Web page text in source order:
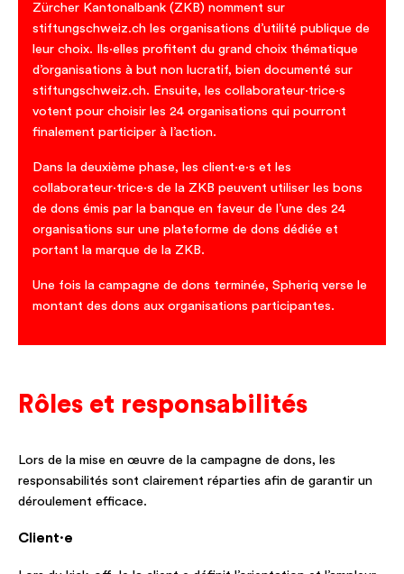
Zürcher Kantonalbank (ZKB) nomment sur
stiftungschweiz.ch les organisations d’utilité publique de
leur choix. Ils·elles profitent du grand choix thématique
d’organisations à but non lucratif, bien documenté sur
stiftungschweiz.ch. Ensuite, les collaborateur·trice·s
votent pour choisir les 24 organisations qui pourront
finalement participer à l’action.
Dans la deuxième phase, les client·e·s et les
collaborateur·trice·s de la ZKB peuvent utiliser les bons
de dons émis par la banque en faveur de l’une des 24
organisations sur une plateforme de dons dédiée et
portant la marque de la ZKB.
Une fois la campagne de dons terminée, Spheriq verse le
montant des dons aux organisations participantes.
Rôles et responsabilités
Lors de la mise en œuvre de la campagne de dons, les
responsabilités sont clairement réparties afin de garantir un
déroulement efficace.
Client·e